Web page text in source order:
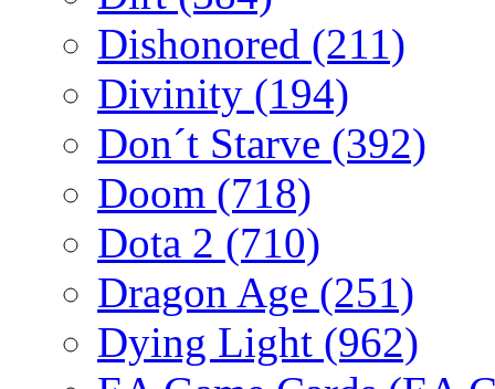
Dishonored (211)
Divinity (194)
Don´t Starve (392)
Doom (718)
Dota 2 (710)
Dragon Age (251)
Dying Light (962)